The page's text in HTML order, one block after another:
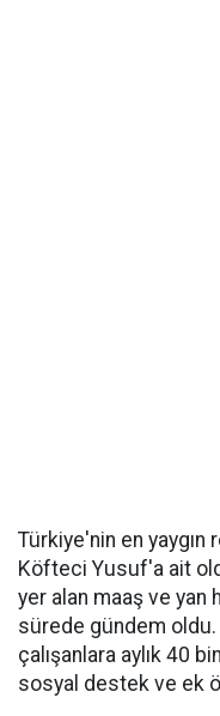
Türkiye'nin en
Köfteci Yusuf'a ait
yer alan maaş ve yan
sürede gündem
çalışanlara aylık 40
sosyal destek ve ek